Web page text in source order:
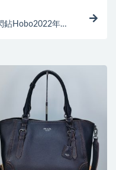
鉆Hobo2022年新